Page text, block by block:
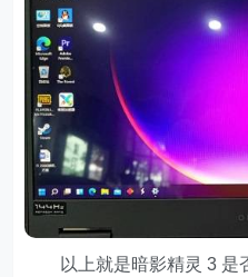
以上就是暗影精灵 3 是